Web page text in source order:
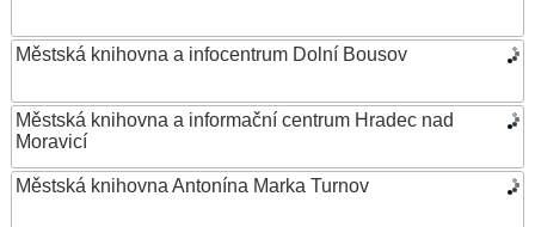
Městská knihovna a infocentrum Dolní Bousov
Městská knihovna a informační centrum Hradec nad
Moravicí
Městská knihovna Antonína Marka Turnov